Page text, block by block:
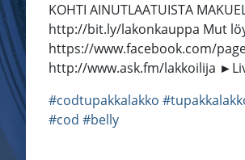
KOHTI AINUTLAATUISTA
http://bit.ly/lakonkauppa Mut
https://www.facebook.com/
http://www.ask.fm/lakkoilija
#codtupakkalakko
#cod #belly